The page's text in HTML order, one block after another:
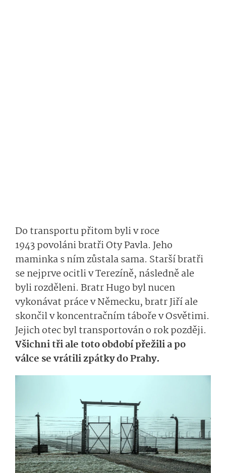
Do transportu přitom byli v roce
1943 povoláni bratři Oty Pavla. Jeho
maminka s ním zůstala sama. Starší bratři
se nejprve ocitli v Terezíně, následně ale
byli rozděleni. Bratr Hugo byl nucen
vykonávat práce v Německu, bratr Jiří ale
skončil v koncentračním táboře v Osvětimi.
Jejich otec byl transportován o rok později.
Všichni tři ale toto období přežili a po
válce se vrátili zpátky do Prahy.